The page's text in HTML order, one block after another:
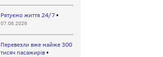
Рятуємо життя 24/7•
07.08.2026
Перевезли вже майже 300
тисяч пасажирів•